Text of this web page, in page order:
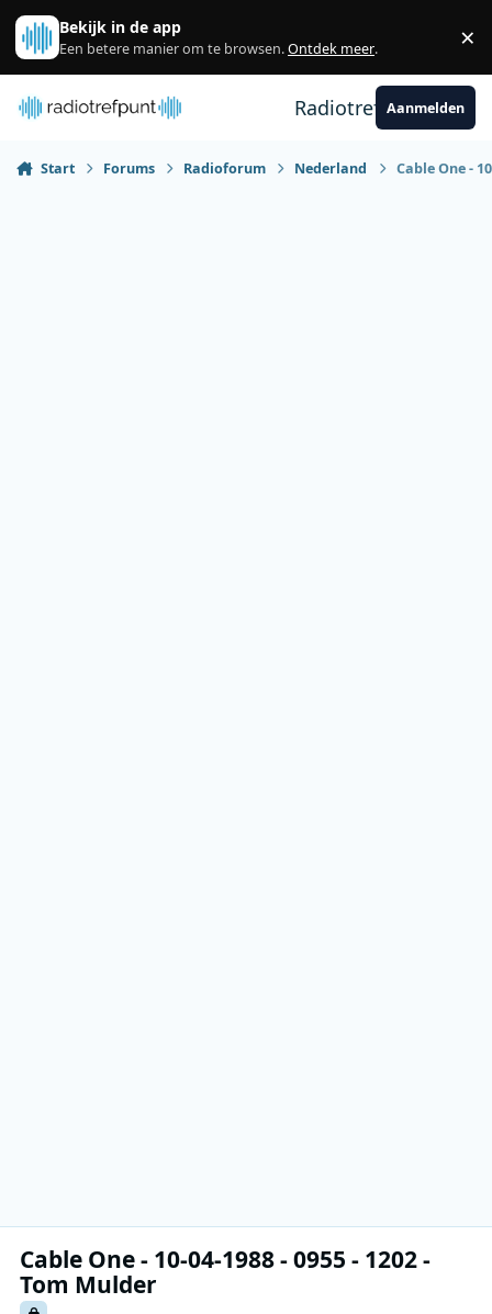
Spring naar bijdragen
Bekijk in de app
Een betere manier om te browsen.Ontdek meer. ×
RadiotrefpuntAanmelden
Start Forums Radioforum Nederland Cable One -
Cable One - 10-04-1988 - 0955 - 1202 -
Tom Mulder